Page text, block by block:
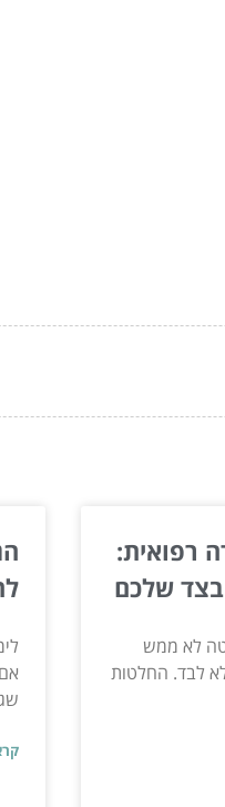
רפואית:
בצד שלכם
לא ממש
לבד. החלטות